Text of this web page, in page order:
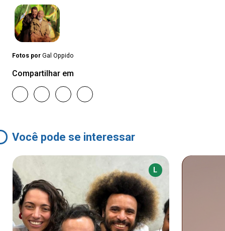
Fotos por Gal Oppido
Compartilhar em
Você pode se interessar
L